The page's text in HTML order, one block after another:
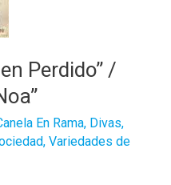
Perdido” /
En Rama, Divas,
, Variedades de